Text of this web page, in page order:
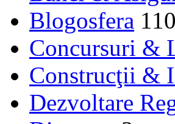
Blogosfera 110
Concursuri &
Construcţii &
Dezvoltare